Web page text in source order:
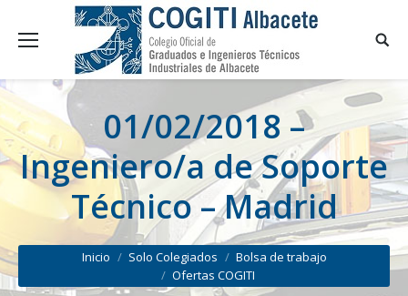
01/02/2018 –
Ingeniero/a de Soporte
Técnico – Madrid
You are here:
Inicio Solo Colegiados
Bolsa de trabajo
Ofertas COGITI